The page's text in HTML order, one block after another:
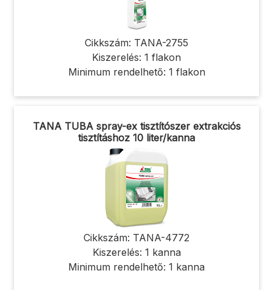
Cikkszám: TANA-2755
Kiszerelés: 1 flakon
Minimum rendelhető: 1 flakon
TANA TUBA spray-ex tisztítószer extrakciós
tisztításhoz 10 liter/kanna
Cikkszám: TANA-4772
Kiszerelés: 1 kanna
Minimum rendelhető: 1 kanna